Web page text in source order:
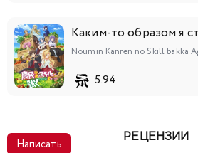
5.94
Написать
РЕЦЕНЗИИ